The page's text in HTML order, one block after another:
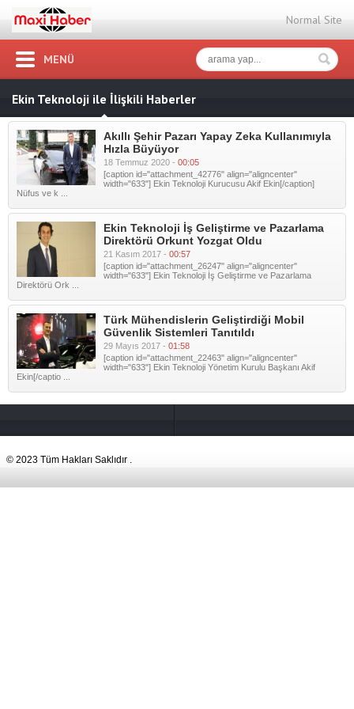
Normal Site
MENÜ
Ekin Teknoloji ile İlişkili Haberler
Akıllı Şehir Pazarı Yapay Zeka Kullanımıyla
Hızla Büyüyor
18 Temmuz 2020 - 00:05
[caption id="attachment_42776" align="aligncenter"
width="633"] Ekin Teknoloji Kurucusu Akif Ekin[/caption]
Nüfus ve k ...
Ekin Teknoloji İş Geliştirme ve Pazarlama
Direktörü Orkunt Yozgat Oldu
21 Kasım 2017 - 00:57
[caption id="attachment_26247" align="aligncenter"
width="633"] Ekin Teknoloji İş Geliştirme ve Pazarlama
Direktörü Ork ...
Türk Mühendislerin Geliştirdiği Mobil
Güvenlik Sistemleri Tanıtıldı
29 Mayıs 2017 - 01:58
[caption id="attachment_22463" align="aligncenter"
width="633"] Ekin Teknoloji Yönetim Kurulu Başkanı Akif
Ekin[/captio ...
© 2023 Tüm Hakları Saklıdır .